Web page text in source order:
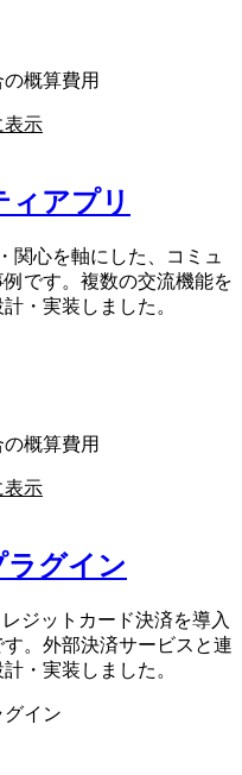
概算費用
表示
ィアプリ
関心を軸にした、コミュ
です。複数の交流機能を
・実装しました。
概算費用
表示
ラグイン
ジットカード決済を導入
。外部決済サービスと連
・実装しました。
グイン